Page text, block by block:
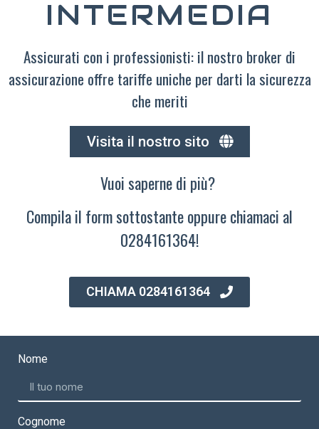
INTERMEDIA
Assicurati con i professionisti: il nostro broker di
assicurazione offre tariffe uniche per darti la sicurezza
che meriti
Visita il nostro sito
Vuoi saperne di più?
Compila il form sottostante oppure chiamaci al
0284161364!
CHIAMA 0284161364
Nome
Cognome